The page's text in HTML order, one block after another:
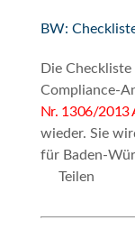
BW:
Die
Compliance-
Nr. 1306/2013
wieder. Sie
für Baden-
Teilen